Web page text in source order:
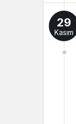
29
Kasım